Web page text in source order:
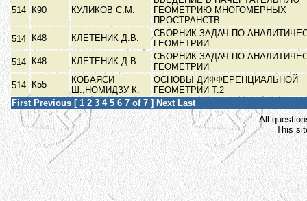
514 К90 КУЛИКОВ С.М.
ГЕОМЕТРИЮ МНОГОМЕРНЫХ
ПРОСТРАНСТВ
514
К48 КЛЕТЕНИК Д.В.
СБОРНИК ЗАДАЧ ПО
ГЕОМЕТРИИ
514
К48 КЛЕТЕНИК Д.В.
СБОРНИК ЗАДАЧ ПО
ГЕОМЕТРИИ
514
К55
КОБАЯСИ
Ш.,НОМИДЗУ К.
ОСНОВЫ ДИФФЕРЕНЦИАЛЬНОЙ
ГЕОМЕТРИИ Т.2
First Previous [ 1 2 3 4 5 6 7 of 7 ] Next Last
All
This